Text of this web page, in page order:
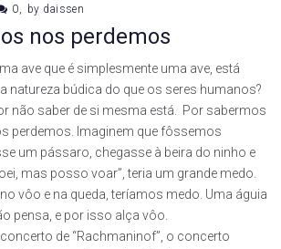
0 by daissen
nos perdemos
ave que é simplesmente uma ave, está
natureza búdica do que os seres humanos?
não saber de si mesma está. Por sabermos
perdemos. Imaginem que fôssemos
um pássaro, chegasse à beira do ninho e
mas posso voar”, teria um grande medo.
vôo e na queda, teríamos medo. Uma águia
pensa, e por isso alça vôo.
de “Rachmaninof”, o concerto